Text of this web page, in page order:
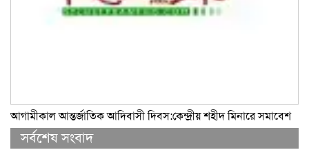
আগামীকাল আন্তর্জাতিক আদিবাসী দিবস:কেন্দ্রীয় শহীদ মিনারে সমাবেশ
সর্বশেষ সংবাদ